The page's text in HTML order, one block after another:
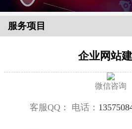
营_SEO优化外包服务
服务项目
企业网站
微信咨询
客服QQ： 电话：